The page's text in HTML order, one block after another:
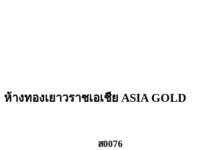
ห้างทองเยาวราชเอเชีย ASIA GOLD
ส0076